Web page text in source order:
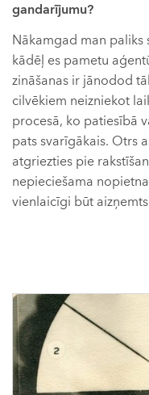
gandarījumu?
Nākamgad man paliks
kādēļ es pametu
zināšanas ir jānodod
cilvēkiem neizniekot
procesā, ko patiesībā
pats svarīgākais. Otrs
atgriezties pie
nepieciešama
vienlaicīgi būt